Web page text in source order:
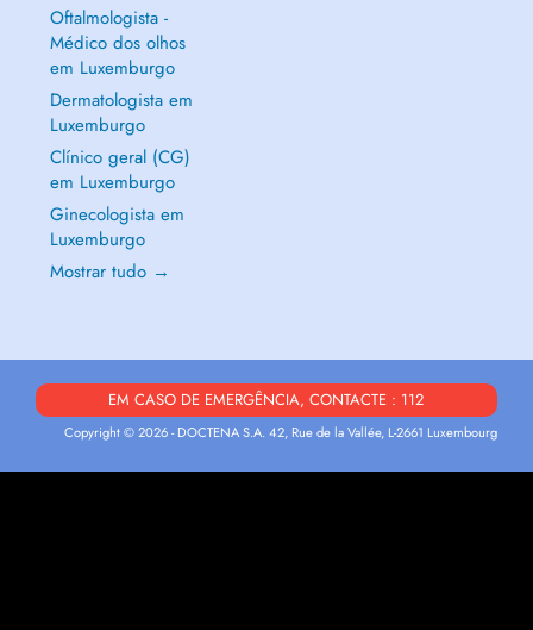
Oftalmologista -
Médico dos olhos
em Luxemburgo
Dermatologista em
Luxemburgo
Clínico geral (CG)
em Luxemburgo
Ginecologista em
Luxemburgo
Mostrar tudo →
EM CASO DE EMERGÊNCIA, CONTACTE : 112
Copyright © 2026 - DOCTENA S.A. 42, Rue de la Vallée, L-2661 Luxembourg